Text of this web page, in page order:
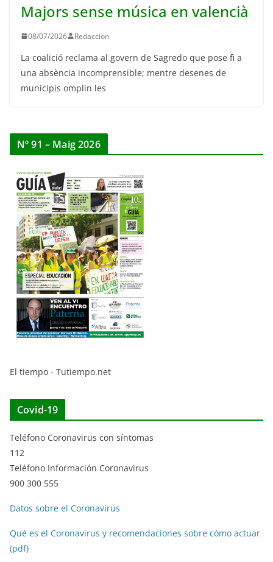
Majors sense música en valencià
08/07/2026 Redaccion
La coalició reclama al govern de Sagredo que pose fi a
una absència incomprensible; mentre desenes de
municipis omplin les
Nº 91 – Maig 2026
El tiempo - Tutiempo.net
Covid-19
Teléfono Coronavirus con síntomas
112
Teléfono Información Coronavirus
900 300 555
Datos sobre el Coronavirus
Qué es el Coronavirus y recomendaciones sobre cómo actuar
(pdf)